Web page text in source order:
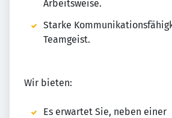
Arbeitsweise.
Starke
Teamgeist.
Wir bieten:
Es erwartet Sie, neben einer